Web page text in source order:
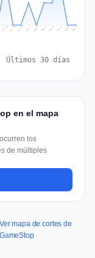
Jul 29 Jul 30 Jul 31 Aug 1 Aug 2 Aug 3 Aug 4 Aug 5 Aug 6 Aug 7
Últimos 30 días
en el mapa
los
de múltiples
Ver mapa de cortes de
GameStop